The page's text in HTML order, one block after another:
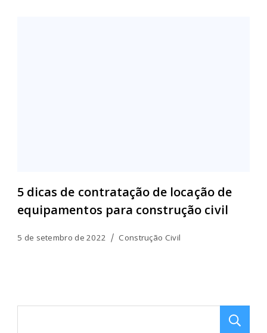
5 dicas de contratação de locação de
equipamentos para construção civil
5 de setembro de 2022 Construção Civil